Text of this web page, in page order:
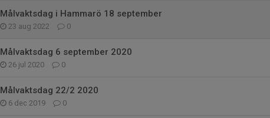
Målvaktsdag i Hammarö 18 september
23 aug 2022 0
Målvaktsdag 6 september 2020
26 jul 2020 0
Målvaktsdag 22/2 2020
6 dec 2019 0